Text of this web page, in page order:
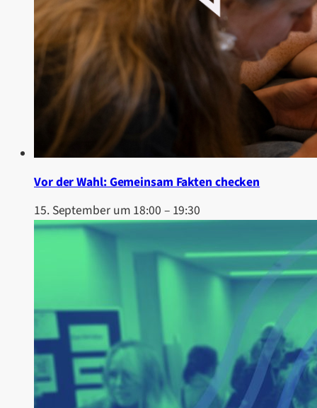
Vor der Wahl: Gemeinsam Fakten checken
15. September um 18:00 – 19:30